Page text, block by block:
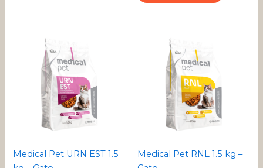
Medical Pet URN EST 1.5
Medical Pet RNL 1.5 kg –